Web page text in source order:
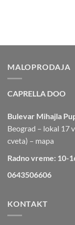
MALOPRODAJA
CAPRELLA DOO
Bulevar Mihajla
Beograd – lokal 17
cveta) – mapa
Radno vreme: 10-
0643506606
KONTAKT